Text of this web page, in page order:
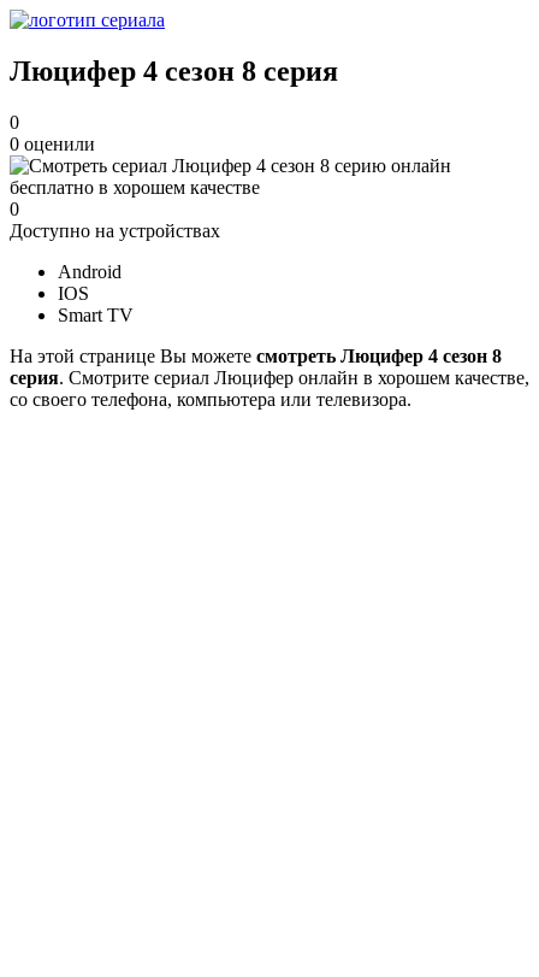
Люцифер 4 cезон 8 cерия
0
0 оценили
0
Доступно на устройствах
Android
IOS
Smart TV
На этой странице Вы можете смотреть Люцифер 4 cезон 8
cерия. Смотрите сериал Люцифер онлайн в хорошем качестве,
со своего телефона, компьютера или телевизора.